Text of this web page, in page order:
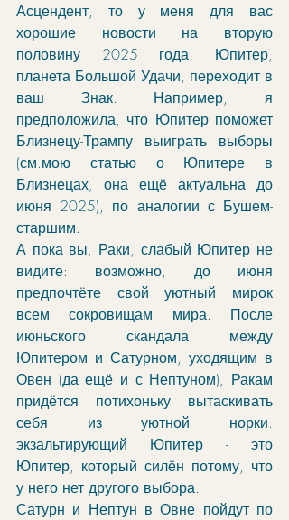
Асцендент, то у меня для вас
хорошие новости на вторую
половину 2025 года: Юпитер,
планета Большой Удачи, переходит в
ваш Знак. Например, я
предположила, что Юпитер поможет
Близнецу-Трампу выиграть выборы
(см.мою статью о Юпитере в
Близнецах, она ещё актуальна до
июня 2025), по аналогии с Бушем-
старшим.
А пока вы, Раки, слабый Юпитер не
видите: возможно, до июня
предпочтёте свой уютный мирок
всем сокровищам мира. После
июньского скандала между
Юпитером и Сатурном, уходящим в
Овен (да ещё и с Нептуном), Ракам
придётся потихоньку вытаскивать
себя из уютной норки:
экзальтирующий Юпитер - это
Юпитер, который силён потому, что
у него нет другого выбора.
Сатурн и Нептун в Овне пойдут по